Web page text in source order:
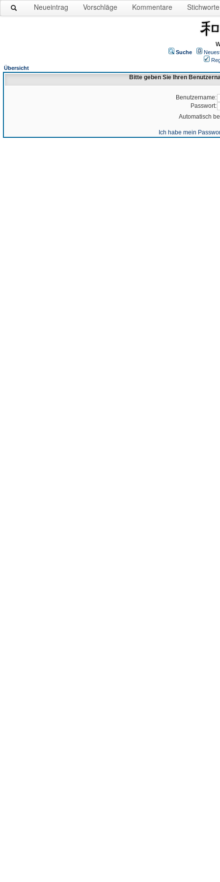
Neueintrag Vorschläge Kommentare Stichworte
Suche
Übersicht
Bitte geben Sie Ihren
Benutzername:
Passwort:
Automatisch
Ich habe mein